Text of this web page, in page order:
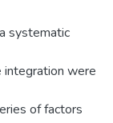
systematic
were
of factors